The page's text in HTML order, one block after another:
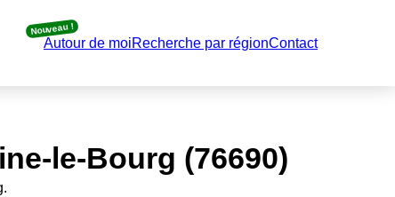
Autour de moi
Nouveau !
Recherche par régionContact
le-Bourg (76690)